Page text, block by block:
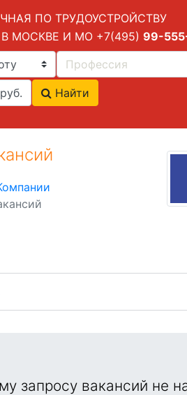
ПО ТРУДОУСТРОЙСТВУ
В МОСКВЕ И МО +7(495) 99-
руб. Найти
запросу вакансий не